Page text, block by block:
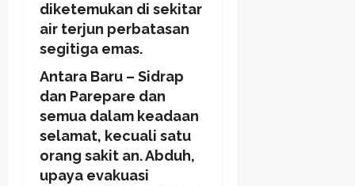
diketemukan di sekitar
air terjun perbatasan
segitiga emas.
Antara Baru – Sidrap
dan Parepare dan
semua dalam keadaan
selamat, kecuali satu
orang sakit an. Abduh,
upaya evakuasi